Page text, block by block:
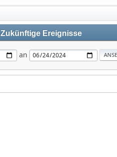
Zukünftige Ereignisse
an